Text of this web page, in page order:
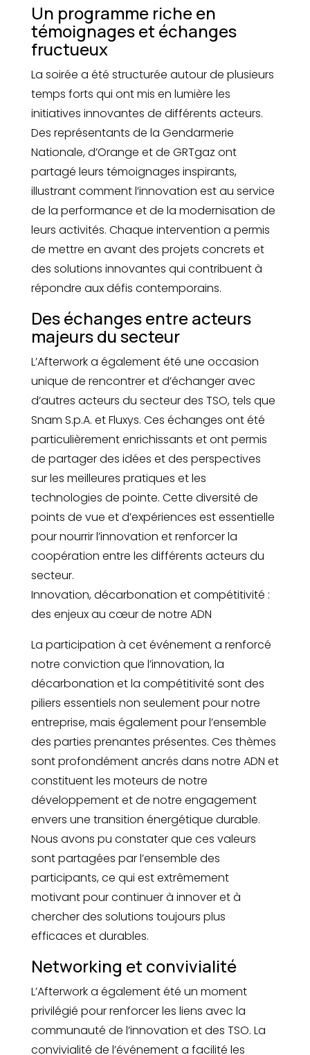
Un programme riche en
témoignages et échanges
fructueux
La soirée a été structurée autour de plusieurs
temps forts qui ont mis en lumière les
initiatives innovantes de différents acteurs.
Des représentants de la Gendarmerie
Nationale, d’Orange et de GRTgaz ont
partagé leurs témoignages inspirants,
illustrant comment l’innovation est au service
de la performance et de la modernisation de
leurs activités. Chaque intervention a permis
de mettre en avant des projets concrets et
des solutions innovantes qui contribuent à
répondre aux défis contemporains.
Des échanges entre acteurs
majeurs du secteur
L’Afterwork a également été une occasion
unique de rencontrer et d’échanger avec
d’autres acteurs du secteur des TSO, tels que
Snam S.p.A. et Fluxys. Ces échanges ont été
particulièrement enrichissants et ont permis
de partager des idées et des perspectives
sur les meilleures pratiques et les
technologies de pointe. Cette diversité de
points de vue et d’expériences est essentielle
pour nourrir l’innovation et renforcer la
coopération entre les différents acteurs du
secteur.
Innovation, décarbonation et compétitivité :
des enjeux au cœur de notre ADN
La participation à cet événement a renforcé
notre conviction que l’innovation, la
décarbonation et la compétitivité sont des
piliers essentiels non seulement pour notre
entreprise, mais également pour l’ensemble
des parties prenantes présentes. Ces thèmes
sont profondément ancrés dans notre ADN et
constituent les moteurs de notre
développement et de notre engagement
envers une transition énergétique durable.
Nous avons pu constater que ces valeurs
sont partagées par l’ensemble des
participants, ce qui est extrêmement
motivant pour continuer à innover et à
chercher des solutions toujours plus
efficaces et durables.
Networking et convivialité
L’Afterwork a également été un moment
privilégié pour renforcer les liens avec la
communauté de l’innovation et des TSO. La
convivialité de l’événement a facilité les